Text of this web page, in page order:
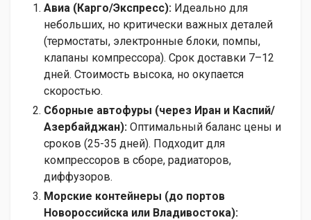
Авиа (Карго/Экспресс): Идеально для
небольших, но критически важных деталей
(термостаты, электронные блоки, помпы,
клапаны компрессора). Срок доставки 7–12
дней. Стоимость высока, но окупается
скоростью.
Сборные автофуры (через Иран и Каспий/
Азербайджан): Оптимальный баланс цены и
сроков (25-35 дней). Подходит для
компрессоров в сборе, радиаторов,
диффузоров.
Морские контейнеры (до портов
Новороссийска или Владивостока):